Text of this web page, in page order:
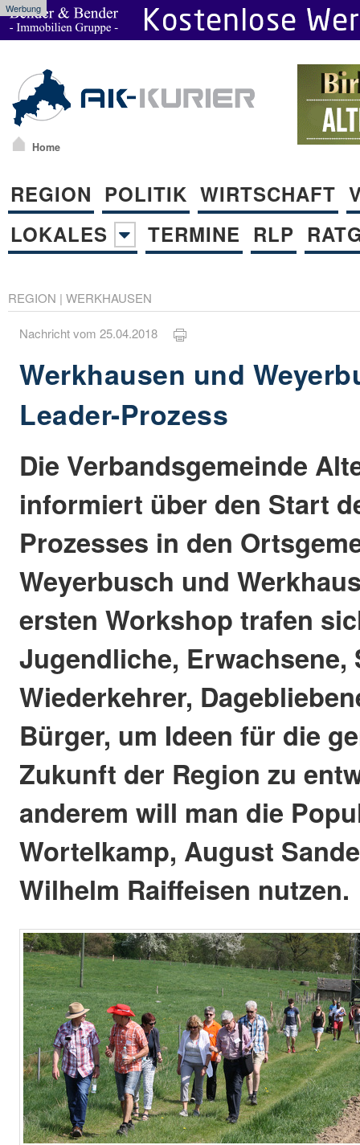
Werbung
Home
REGION POLITIK WIRTSCHAFT
LOKALES
TERMINE RLP
REGION | WERKHAUSEN
Nachricht vom 25.04.2018
Werkhausen und
Leader-Prozess
Die Verbandsgemeinde
informiert über den Start
Prozesses in den
Weyerbusch und
ersten Workshop trafen
Jugendliche, Erwachsene,
Wiederkehrer,
Bürger, um Ideen für die
Zukunft der Region zu
anderem will man die
Wortelkamp, August
Wilhelm Raiffeisen nutzen.